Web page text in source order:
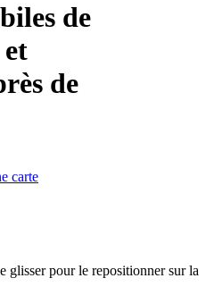
de
de
carte
glisser pour le repositionner sur la